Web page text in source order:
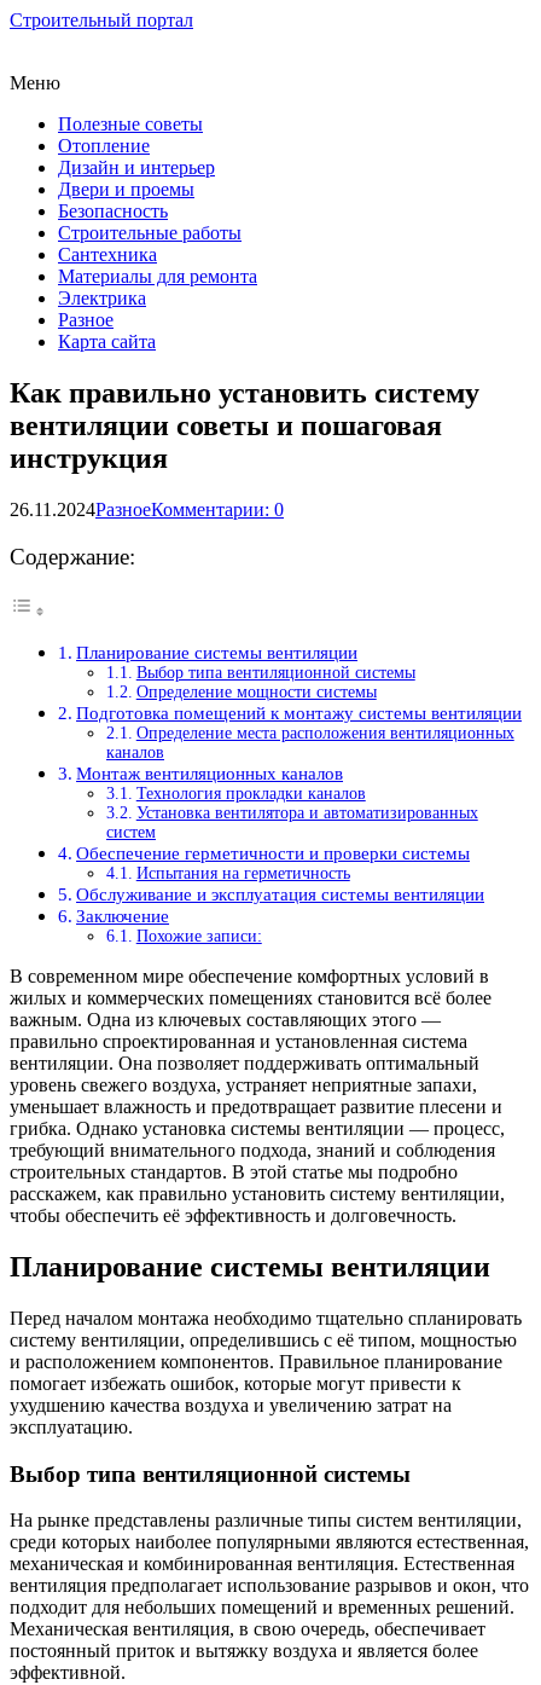
Строительный портал
Меню
Полезные советы
Отопление
Дизайн и интерьер
Двери и проемы
Безопасность
Строительные работы
Сантехника
Материалы для ремонта
Электрика
Разное
Карта сайта
Как правильно установить систему
вентиляции советы и пошаговая
инструкция
26.11.2024РазноеКомментарии: 0
Содержание:
Планирование системы вентиляции
Выбор типа вентиляционной системы
Определение мощности системы
Подготовка помещений к монтажу системы вентиляции
Определение места расположения вентиляционных
каналов
Монтаж вентиляционных каналов
Технология прокладки каналов
Установка вентилятора и автоматизированных
систем
Обеспечение герметичности и проверки системы
Испытания на герметичность
Обслуживание и эксплуатация системы вентиляции
Заключение
Похожие записи:
В современном мире обеспечение комфортных условий в
жилых и коммерческих помещениях становится всё более
важным. Одна из ключевых составляющих этого —
правильно спроектированная и установленная система
вентиляции. Она позволяет поддерживать оптимальный
уровень свежего воздуха, устраняет неприятные запахи,
уменьшает влажность и предотвращает развитие плесени и
грибка. Однако установка системы вентиляции — процесс,
требующий внимательного подхода, знаний и соблюдения
строительных стандартов. В этой статье мы подробно
расскажем, как правильно установить систему вентиляции,
чтобы обеспечить её эффективность и долговечность.
Планирование системы вентиляции
Перед началом монтажа необходимо тщательно спланировать
систему вентиляции, определившись с её типом, мощностью
и расположением компонентов. Правильное планирование
помогает избежать ошибок, которые могут привести к
ухудшению качества воздуха и увеличению затрат на
эксплуатацию.
Выбор типа вентиляционной системы
На рынке представлены различные типы систем вентиляции,
среди которых наиболее популярными являются естественная,
механическая и комбинированная вентиляция. Естественная
вентиляция предполагает использование разрывов и окон, что
подходит для небольших помещений и временных решений.
Механическая вентиляция, в свою очередь, обеспечивает
постоянный приток и вытяжку воздуха и является более
эффективной.